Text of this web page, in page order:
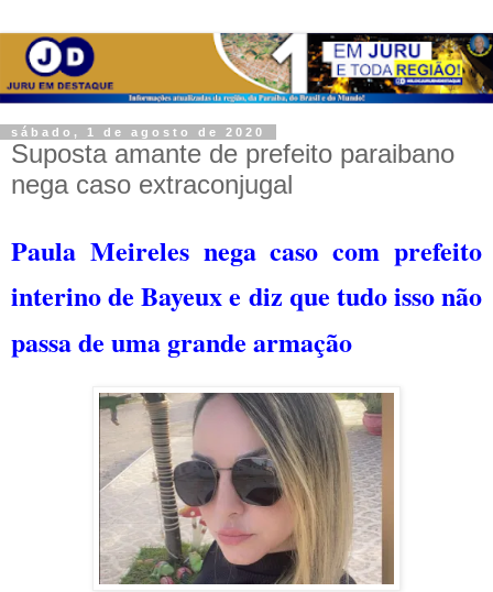
sábado, 1 de agosto de 2020
Suposta amante de prefeito paraibano
nega caso extraconjugal
Paula Meireles nega caso com prefeito
interino de Bayeux e diz que tudo isso não
passa de uma grande armação